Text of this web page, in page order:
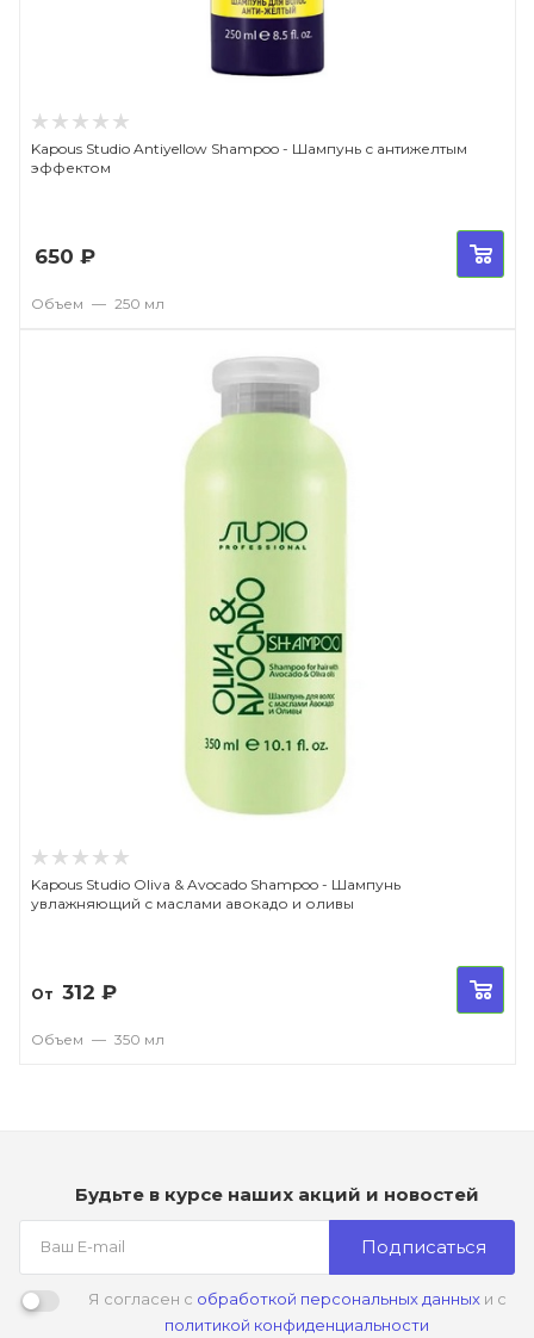
Kapous Studio Antiyellow Shampoo - Шампунь с антижелтым
эффектом
650 ₽
Объем — 250 мл
Kapous Studio Oliva & Avocado Shampoo - Шампунь
увлажняющий с маслами авокадо и оливы
От 312 ₽
Объем — 350 мл
Будьте в курсе наших акций и новостей
Подписаться
Я согласен с обработкой персональных данныхи с
политикой конфиденциальности